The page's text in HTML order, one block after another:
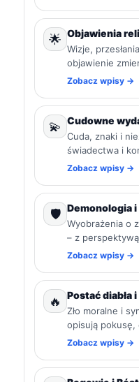
🌟 Objawienia
Wizje,
objawienie
Zobacz wpisy →
💫 Cudowne
Cuda, znaki i
świadectwa i
Zobacz wpisy →
🛡️ Demonologia
Wyobrażenia o
– z
Zobacz wpisy →
🔥 Postać diabła i
Zło moralne i
opisują pokusę,
Zobacz wpisy →